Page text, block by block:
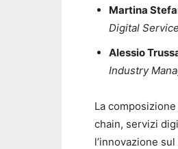
Martina
Digital
Alessio
Industry
La
chain, servizi
l’innovazione sul